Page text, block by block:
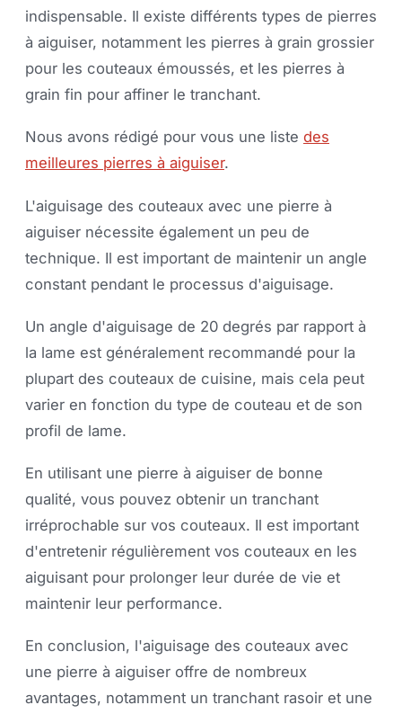
indispensable. Il existe différents types de pierres
à aiguiser, notamment les pierres à grain grossier
pour les couteaux émoussés, et les pierres à
grain fin pour affiner le tranchant.
Nous avons rédigé pour vous une liste des
meilleures pierres à aiguiser.
L'aiguisage des couteaux avec une pierre à
aiguiser nécessite également un peu de
technique. Il est important de maintenir un angle
constant pendant le processus d'aiguisage.
Un angle d'aiguisage de 20 degrés par rapport à
la lame est généralement recommandé pour la
plupart des couteaux de cuisine, mais cela peut
varier en fonction du type de couteau et de son
profil de lame.
En utilisant une pierre à aiguiser de bonne
qualité, vous pouvez obtenir un tranchant
irréprochable sur vos couteaux. Il est important
d'entretenir régulièrement vos couteaux en les
aiguisant pour prolonger leur durée de vie et
maintenir leur performance.
En conclusion, l'aiguisage des couteaux avec
une pierre à aiguiser offre de nombreux
avantages, notamment un tranchant rasoir et une